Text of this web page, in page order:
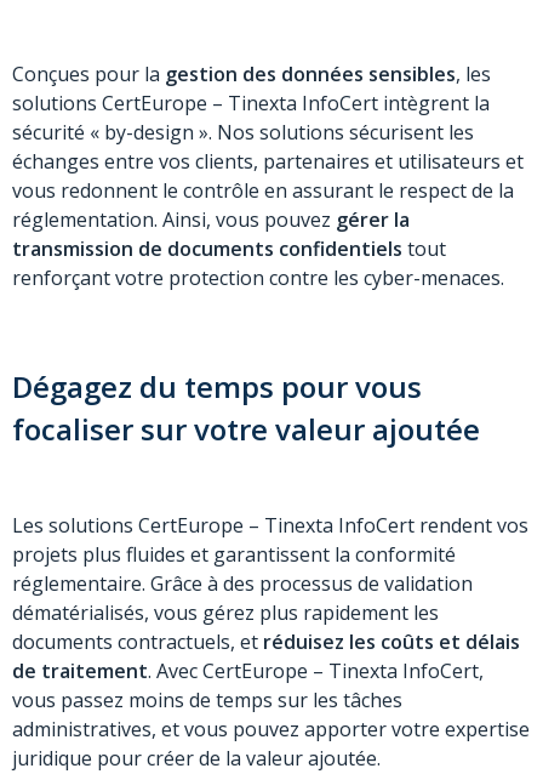
Conçues pour la gestion des données sensibles, les
solutions CertEurope – Tinexta InfoCert intègrent la
sécurité « by-design ». Nos solutions sécurisent les
échanges entre vos clients, partenaires et utilisateurs et
vous redonnent le contrôle en assurant le respect de la
réglementation. Ainsi, vous pouvez gérer la
transmission de documents confidentiels tout
renforçant votre protection contre les cyber-menaces.
Dégagez du temps pour vous
focaliser sur votre valeur ajoutée
Les solutions CertEurope – Tinexta InfoCert rendent vos
projets plus fluides et garantissent la conformité
réglementaire. Grâce à des processus de validation
dématérialisés, vous gérez plus rapidement les
documents contractuels, et réduisez les coûts et délais
de traitement. Avec CertEurope – Tinexta InfoCert,
vous passez moins de temps sur les tâches
administratives, et vous pouvez apporter votre expertise
juridique pour créer de la valeur ajoutée.